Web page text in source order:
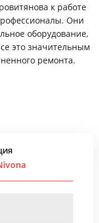
к работе
Они
оборудование,
это значительным
ремонта.